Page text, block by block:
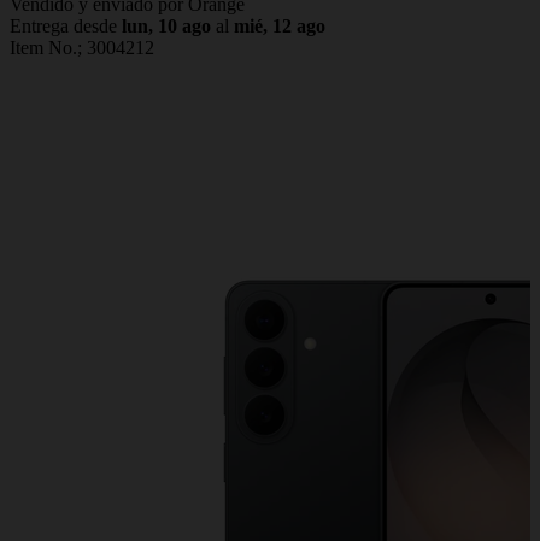
Entrega desde lun, 10 ago al mié, 12 ago
Item No.; 3004212